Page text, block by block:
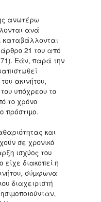
ανωτέρω
ανά
καταβάλλονται
21 του από
Εάν, παρά την
ακινήτου,
υπόχρεου το
το χρόνο
πρόστιµο.
και
σε χρονικό
ισχύος του
είχε διακοπεί η
σύµφωνα
διαχειριστή